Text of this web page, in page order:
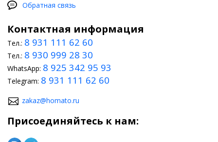
Обратная связь
Контактная информация
Тел.: 8 931 111 62 60
Тел.: 8 930 999 28 30
WhatsApp: 8 925 342 95 93
Telegram: 8 931 111 62 60
zakaz@homato.ru
Присоединяйтесь к нам: